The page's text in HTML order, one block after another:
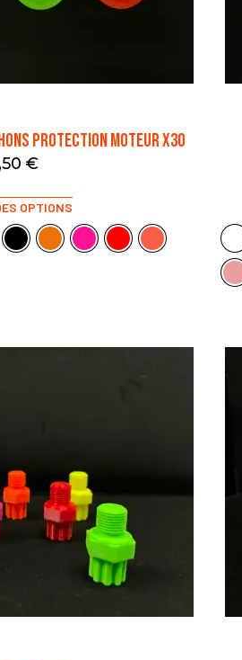
PROTECTION MOTEUR X30
€
OPTIONS